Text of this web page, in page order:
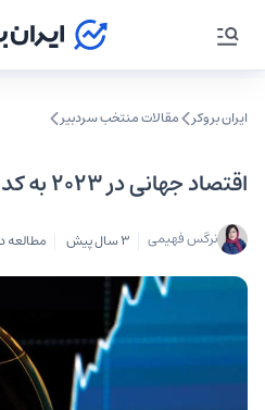
ایران بروکر مقالات منتخب سردبیر
اقتصاد جهانی در 2023 به کدام سمت می‌رود؟
نرگس فهیمی 3 سال پیش مطالعه در 11